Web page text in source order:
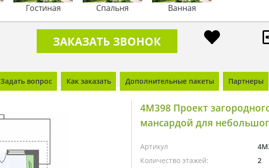
Гостиная Спальня Ванная
ЗАКАЗАТЬ ЗВОНОК
Задать вопрос Как заказать Дополнительные пакеты Партнеры
4M398 Проект
мансардой для
Артикул
Количество этажей:
2